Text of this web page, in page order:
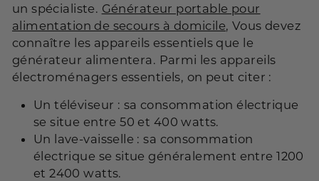
un spécialiste. Générateur portable pour
alimentation de secours à domicile, Vous devez
connaître les appareils essentiels que le
générateur alimentera. Parmi les appareils
électroménagers essentiels, on peut citer :
Un téléviseur : sa consommation électrique
se situe entre 50 et 400 watts.
Un lave-vaisselle : sa consommation
électrique se situe généralement entre 1200
et 2400 watts.